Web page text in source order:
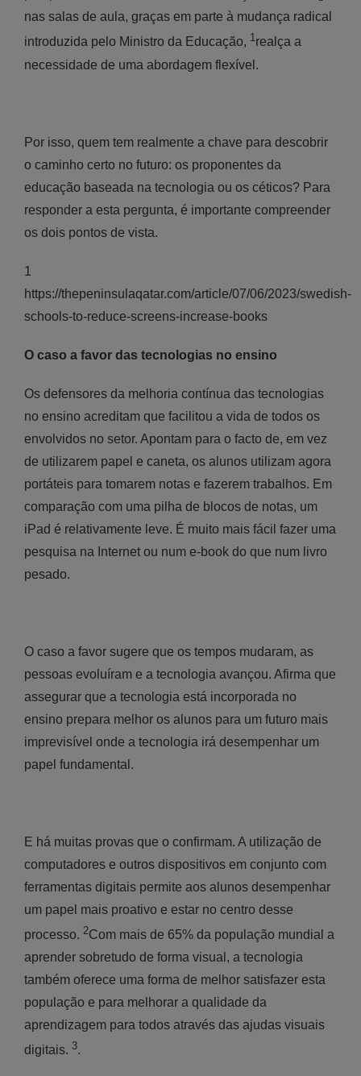
nas salas de aula, graças em parte à mudança radical
introduzida pelo Ministro da Educação, 1realça a
necessidade de uma abordagem flexível.
Por isso, quem tem realmente a chave para descobrir
o caminho certo no futuro: os proponentes da
educação baseada na tecnologia ou os céticos? Para
responder a esta pergunta, é importante compreender
os dois pontos de vista.
1
https://thepeninsulaqatar.com/article/07/06/2023/swedish-
schools-to-reduce-screens-increase-books
O caso a favor das tecnologias no ensino
Os defensores da melhoria contínua das tecnologias
no ensino acreditam que facilitou a vida de todos os
envolvidos no setor. Apontam para o facto de, em vez
de utilizarem papel e caneta, os alunos utilizam agora
portáteis para tomarem notas e fazerem trabalhos. Em
comparação com uma pilha de blocos de notas, um
iPad é relativamente leve. É muito mais fácil fazer uma
pesquisa na Internet ou num e-book do que num livro
pesado.
O caso a favor sugere que os tempos mudaram, as
pessoas evoluíram e a tecnologia avançou. Afirma que
assegurar que a tecnologia está incorporada no
ensino prepara melhor os alunos para um futuro mais
imprevisível onde a tecnologia irá desempenhar um
papel fundamental.
E há muitas provas que o confirmam. A utilização de
computadores e outros dispositivos em conjunto com
ferramentas digitais permite aos alunos desempenhar
um papel mais proativo e estar no centro desse
processo. 2Com mais de 65% da população mundial a
aprender sobretudo de forma visual, a tecnologia
também oferece uma forma de melhor satisfazer esta
população e para melhorar a qualidade da
aprendizagem para todos através das ajudas visuais
digitais. 3.